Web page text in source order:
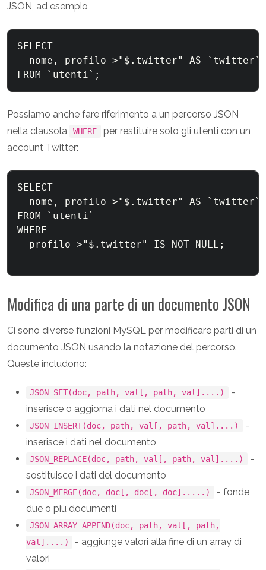
JSON, ad esempio
SELECT
  nome, profilo->"$.twitter" AS `twitter`
Possiamo anche fare riferimento a un percorso JSON
nella clausola
WHERE
per restituire solo gli utenti con un
account Twitter:
SELECT
  nome, profilo->"$.twitter" AS `twitter`
FROM `utenti`
WHERE
  profilo->"$.twitter" IS NOT NULL;
Modifica di una parte di un documento JSON
Ci sono diverse funzioni MySQL per modificare parti di un
documento JSON usando la notazione del percorso.
Queste includono:
JSON_SET(doc, path, val[, path, val]....)
-
inserisce o aggiorna i dati nel documento
JSON_INSERT(doc, path, val[, path, val]....)
-
inserisce i dati nel documento
JSON_REPLACE(doc, path, val[, path, val]....)
-
sostituisce i dati del documento
JSON_MERGE(doc, doc[, doc[, doc].....)
- fonde
due o più documenti
JSON_ARRAY_APPEND(doc, path, val[, path,
val]....)
- aggiunge valori alla fine di un array di
valori